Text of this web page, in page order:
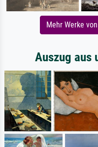
Mehr Werke
Auszug aus